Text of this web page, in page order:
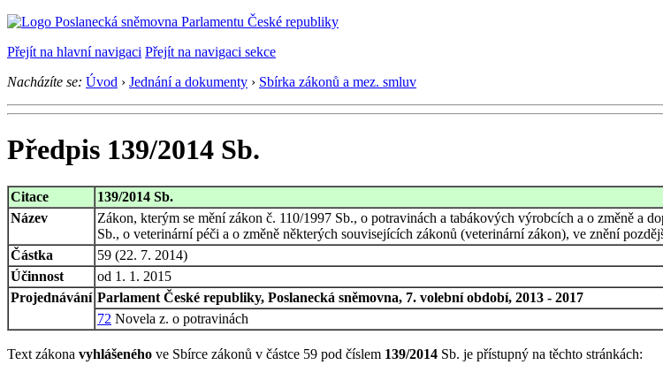
Přejít na hlavní navigaci Přejít na navigaci sekce
Nacházíte se: Úvod › Jednání a dokumenty › Sbírka zákonů a mez. smluv
Předpis 139/2014 Sb.
Citace
139/2014 Sb.
Název
Zákon, kterým se mění zákon č. 110/1997 Sb., o potravinách a tabákových výrobcích a o změně a
Sb., o veterinární péči a o změně některých souvisejících zákonů (veterinární zákon), ve znění
Částka
59 (22. 7. 2014)
Účinnost
od 1. 1. 2015
Projednávání Parlament České republiky, Poslanecká sněmovna, 7. volební období, 2013 - 2017
72 Novela z. o potravinách
Text zákona vyhlášeného ve Sbírce zákonů v částce 59 pod číslem 139/2014 Sb. je přístupný na těchto stránkách: